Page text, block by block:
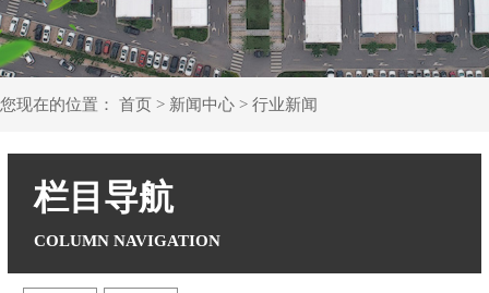
您现在的位置： 首页 > 新闻中心 > 行业新闻
栏目导航